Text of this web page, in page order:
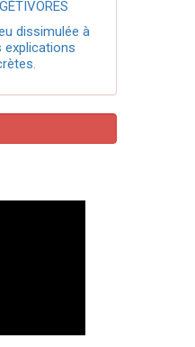
dissimulée à
explications